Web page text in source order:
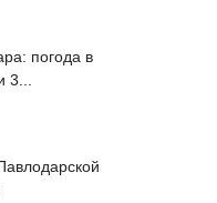
погода в
3...